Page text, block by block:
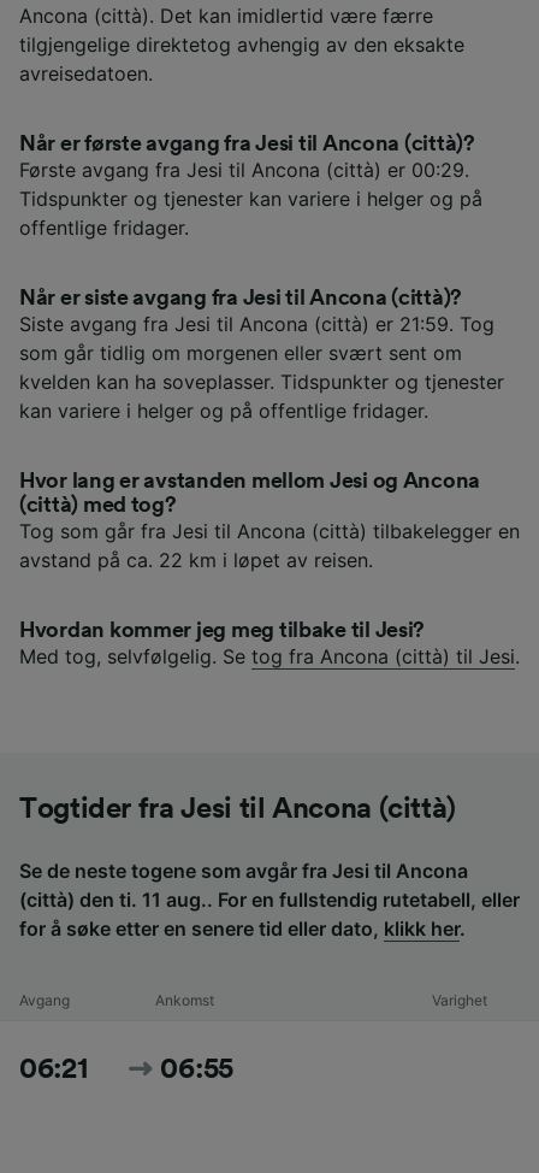
Ancona (città). Det kan imidlertid være færre
tilgjengelige direktetog avhengig av den eksakte
avreisedatoen.
Når er første avgang fra Jesi til Ancona (città)?
Første avgang fra Jesi til Ancona (città) er 00:29.
Tidspunkter og tjenester kan variere i helger og på
offentlige fridager.
Når er siste avgang fra Jesi til Ancona (città)?
Siste avgang fra Jesi til Ancona (città) er 21:59. Tog
som går tidlig om morgenen eller svært sent om
kvelden kan ha soveplasser. Tidspunkter og tjenester
kan variere i helger og på offentlige fridager.
Hvor lang er avstanden mellom Jesi og Ancona
(città) med tog?
Tog som går fra Jesi til Ancona (città) tilbakelegger en
avstand på ca. 22 km i løpet av reisen.
Hvordan kommer jeg meg tilbake til Jesi?
Med tog, selvfølgelig. Se tog fra Ancona (città) til Jesi.
Togtider fra Jesi til Ancona (città)
Se de neste togene som avgår fra Jesi til Ancona
(città) den ti. 11 aug.. For en fullstendig rutetabell, eller
for å søke etter en senere tid eller dato, klikk her.
Avgang Ankomst Varighet
06:21 06:55